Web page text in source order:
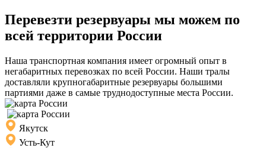
Перевезти резервуары мы можем по
всей территории России
Наша транспортная компания имеет огромный опыт в
негабаритных перевозках по всей России. Наши тралы
доставляли крупногабаритные резервуары большими
партиями даже в самые труднодоступные места России.
Якутск
Усть-Кут